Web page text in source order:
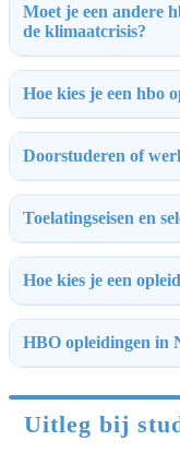
Moet je een andere
de klimaatcrisis?
Hoe kies je een hbo
Doorstuderen of
Toelatingseisen en
Hoe kies je een
HBO opleidingen in
Uitleg bij